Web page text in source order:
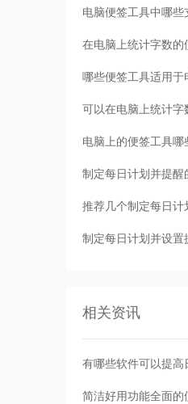
电脑便签工具中哪些
在电脑上统计字数的
哪些便签工具适用于
可以在电脑上统计字
电脑上的便签工具哪
制定每日计划并提醒
推荐几个制定每日计
制定每日计划并设置
相关资讯